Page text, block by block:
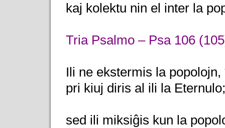
kaj kolektu nin el inter la
Tria Psalmo – Psa 106
Ili ne ekstermis la popolojn,
pri kiuj diris al ili la
sed ili miksiĝis kun la